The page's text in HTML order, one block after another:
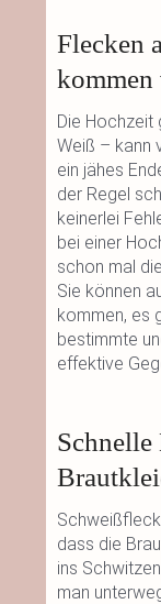
Flecken
kommen
Die Hochzeit
Weiß – kann
ein jähes
der Regel
keinerlei
bei einer
schon mal
Sie können
kommen, es
bestimmte
effektive
dass die
ins
man